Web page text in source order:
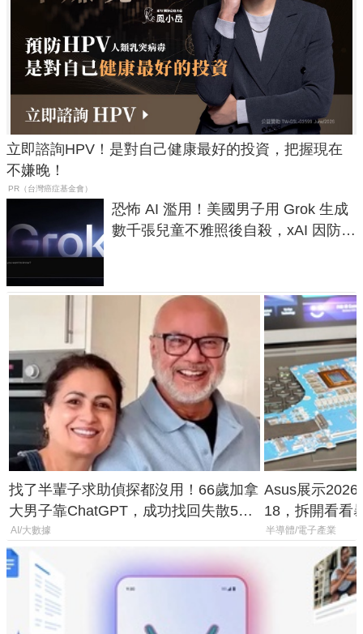
立即諮詢HPV！是對自己健康最好的投資，把握現在
不嫌晚！
PR（台灣癌症基金會）
恐怖 AI 濫用！美國男子用 Grok 生成
數千張兒童不雅照後自殺，xAI 因防護
找了半輩子求助偵探都沒用！66歲加拿
大男子靠ChatGPT，成功找回失散50
年家人
AI/大數據
Asus展示2026
18，拆開看看
半導體/電子產業